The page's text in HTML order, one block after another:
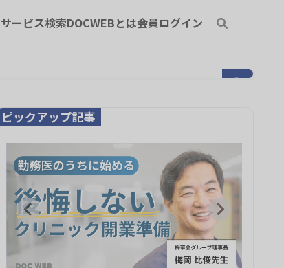
サービス検索DOCWEBとは会員ログイン
ピックアップ記事